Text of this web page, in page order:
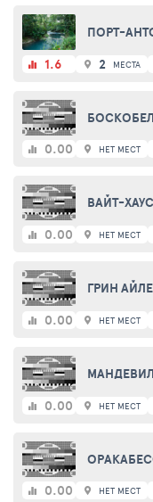
ПОРТ-
2
МЕСТА
1.6
БОСКОБЕЛ
НЕТ МЕСТ
0.00
ВАЙТ-
НЕТ МЕСТ
0.00
ГРИН
НЕТ МЕСТ
0.00
НЕТ МЕСТ
0.00
НЕТ МЕСТ
0.00